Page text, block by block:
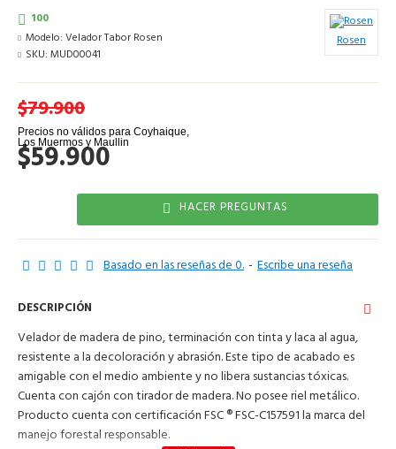
Basado en las reseñas de 0.- Escribe una reseña
$59.900
$79.900
100
Modelo:Velador Tabor Rosen
SKU:MUD00041
Rosen
HACER PREGUNTAS
DESCRIPCIÓN
Velador de madera de pino, terminación con tinta y laca al agua,
resistente a la decoloración y abrasión. Este tipo de acabado es
amigable con el medio ambiente y no libera sustancias tóxicas.
Cuenta con cajón con tirador de madera. No posee riel metálico.
Producto cuenta con certificación FSC ® FSC-C157591 la marca del
manejo forestal responsable.